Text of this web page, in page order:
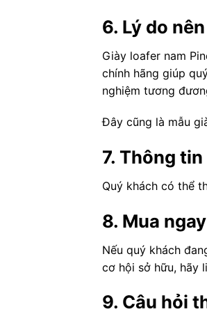
6. Lý do
Giày loafer nam
chính hãng giúp
nghiệm tương
Đây cũng là mẫu
7. Thông
Quý khách có thể
8. Mua
Nếu quý khách
cơ hội sở hữu, hãy
9. Câu hỏi